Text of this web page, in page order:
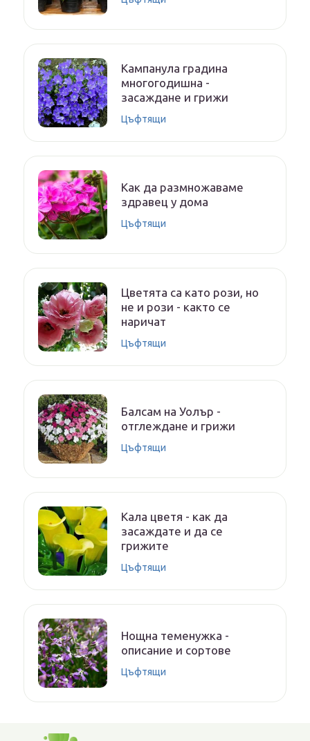
Кампанула градина
многогодишна -
засаждане и грижи
Цъфтящи
Как да размножаваме
здравец у дома
Цъфтящи
Цветята са като рози, но
не и рози - както се
наричат
Цъфтящи
Балсам на Уолър -
отглеждане и грижи
Цъфтящи
Кала цветя - как да
засаждате и да се
грижите
Цъфтящи
Нощна теменужка -
описание и сортове
Цъфтящи